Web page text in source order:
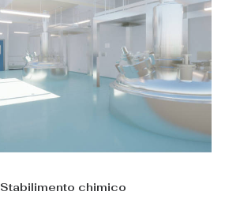
Stabilimento chimico